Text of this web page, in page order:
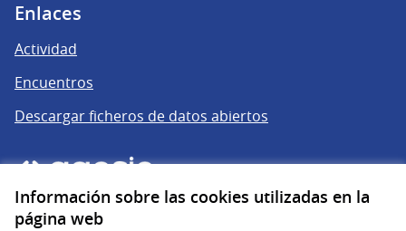
Información sobre las cookies utilizadas en la
página web
Enlaces
Actividad
Encuentros
Descargar ficheros de datos abiertos